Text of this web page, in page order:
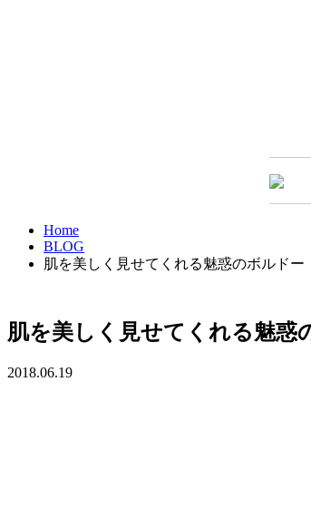
Home
BLOG
肌を美しく見せてくれる魅惑のボルドー
肌を美しく見せてくれる魅惑
2018.06.19